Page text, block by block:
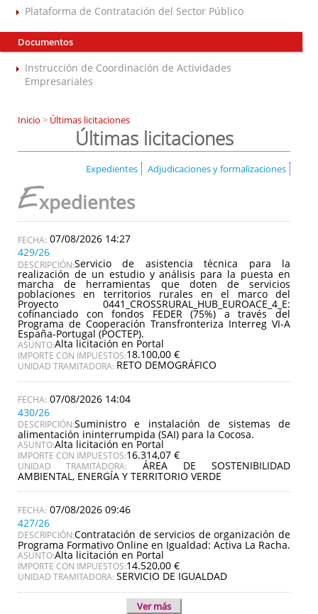
Plataforma de Contratación del Sector Público
Documentos
Instrucción de Coordinación de Actividades
Empresariales
Inicio > Últimas licitaciones
Últimas licitaciones
Expedientes Adjudicaciones y formalizaciones
Expedientes
07/08/2026 14:27
429/26
DESCRIPCIÓN:Servicio de asistencia técnica para la
realización de un estudio y análisis para la puesta en
marcha de herramientas que doten de servicios
poblaciones en territorios rurales en el marco del
Proyecto 0441_CROSSRURAL_HUB_EUROACE_4_E:
cofinanciado con fondos FEDER (75%) a través del
Programa de Cooperación Transfronteriza Interreg VI-A
España-Portugal (POCTEP).
ASUNTO:Alta licitación en Portal
IMPORTE CON IMPUESTOS:18.100,00 €
UNIDAD TRAMITADORA: RETO DEMOGRÁFICO
07/08/2026 14:04
430/26
DESCRIPCIÓN:Suministro e instalación de sistemas de
alimentación ininterrumpida (SAI) para la Cocosa.
ASUNTO:Alta licitación en Portal
IMPORTE CON IMPUESTOS:16.314,07 €
UNIDAD TRAMITADORA: ÁREA DE SOSTENIBILIDAD
AMBIENTAL, ENERGÍA Y TERRITORIO VERDE
07/08/2026 09:46
427/26
DESCRIPCIÓN:Contratación de servicios de organización de
Programa Formativo Online en Igualdad: Activa La Racha.
ASUNTO:Alta licitación en Portal
IMPORTE CON IMPUESTOS:14.520,00 €
UNIDAD TRAMITADORA: SERVICIO DE IGUALDAD
Ver más